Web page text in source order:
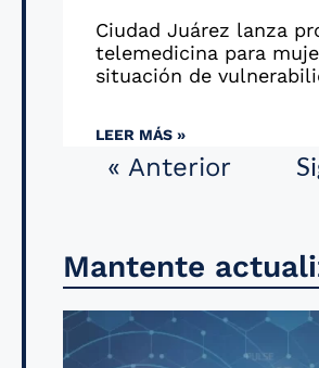
Ciudad Juárez lanza
telemedicina para
situación de
LEER MÁS »
« Anterior
Mantente